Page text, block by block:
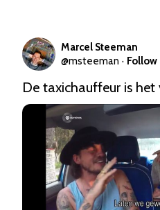
Marcel Steeman
@msteeman · Follow
De taxichauffeur is het